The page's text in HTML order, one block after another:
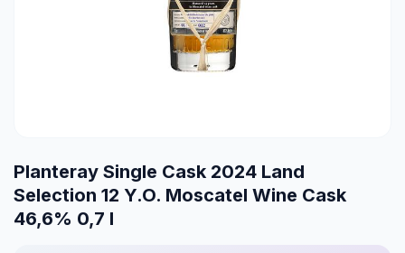
Planteray Single Cask 2024 Land
Selection 12 Y.O. Moscatel Wine Cask
46,6% 0,7 l